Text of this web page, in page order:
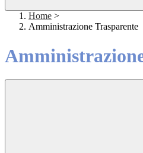
Home >
Amministrazione Trasparente